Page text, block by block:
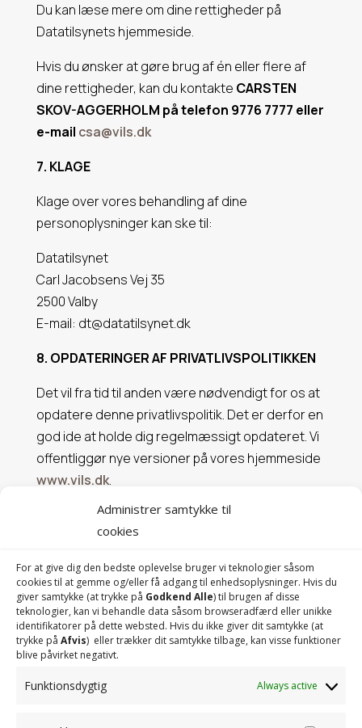
Administrer samtykke til
cookies
For at give dig den bedste oplevelse bruger vi teknologier såsom
cookies til at gemme og/eller få adgang til enhedsoplysninger. Hvis du
giver samtykke (at trykke på Godkend Alle) til brugen af ​​disse
teknologier, kan vi behandle data såsom browseradfærd eller unikke
identifikatorer på dette websted. Hvis du ikke giver dit samtykke (at
trykke på Afvis) eller trækker dit samtykke tilbage, kan visse funktioner
blive påvirket negativt.
Funktionsdygtig Always active
Du kan læse mere om dine rettigheder på
Datatilsynets hjemmeside.
Hvis du ønsker at gøre brug af én eller flere af
dine rettigheder, kan du kontakte CARSTEN
SKOV-AGGERHOLM på telefon 9776 7777 eller
e-mail csa@vils.dk
7. KLAGE
Klage over vores behandling af dine
personoplysninger kan ske til:
Datatilsynet
Carl Jacobsens Vej 35
2500 Valby
E-mail: dt@datatilsynet.dk
8. OPDATERINGER AF PRIVATLIVSPOLITIKKEN
Det vil fra tid til anden være nødvendigt for os at
opdatere denne privatlivspolitik. Det er derfor en
god ide at holde dig regelmæssigt opdateret. Vi
offentliggør nye versioner på vores hjemmeside
www.vils.dk.
VilsEntreprenørforretning A/S